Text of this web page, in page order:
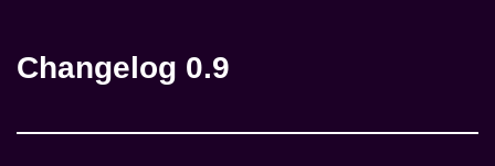
Changelog 0.9